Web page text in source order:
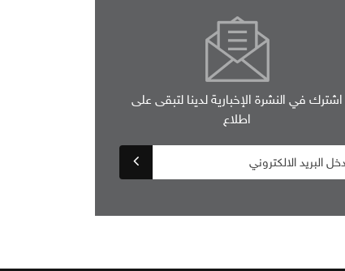
اشترك في النشرة الإخبارية لدينا لتبقى على
اطلاع